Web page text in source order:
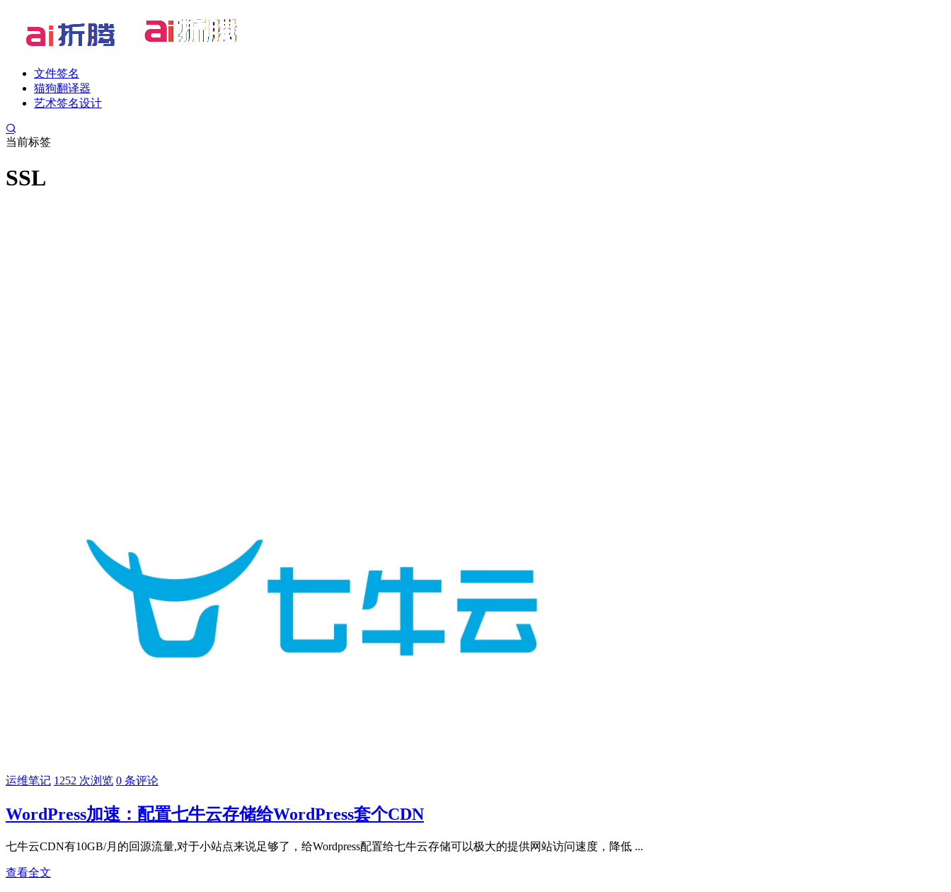
文件签名
猫狗翻译器
艺术签名设计
当前标签
SSL
运维笔记 1252 次浏览 0 条评论
WordPress加速：配置七牛云存储给WordPress套个CDN
七牛云CDN有10GB/月的回源流量,对于小站点来说足够了，给Wordpress配置给七牛云存储可以极大的提供网站访问速度，降低 ...
查看全文